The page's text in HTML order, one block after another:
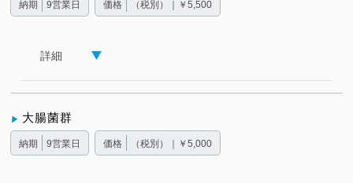
納期 9営業日 価格 （税別）｜￥5,500
詳細
大腸菌群
納期 9営業日 価格 （税別）｜￥5,000